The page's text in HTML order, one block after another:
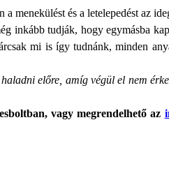
menekülést és a letelepedést az
inkább tudják, hogy egymásba
mi is így tudnánk, minden
előre, amíg végül el nem
vagy megrendelhető az